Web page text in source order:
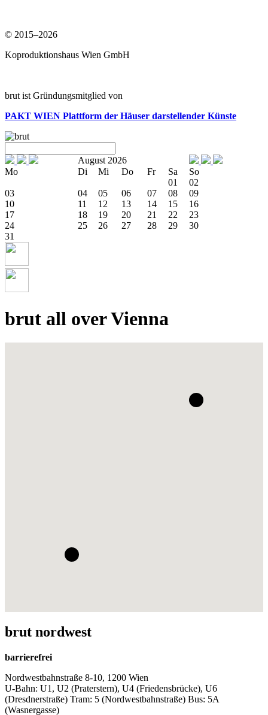
© 2015–2026
Koproduktionshaus Wien GmbH
brut ist Gründungsmitglied von
PAKT WIEN Plattform der Häuser darstellender Künste
August 2026
Mo
Di Mi Do Fr Sa
So
01
02
03
04 05 06 07 08
09
10
11 12 13 14 15
16
17
18 19 20 21 22
23
24
25 26 27 28 29
30
31
brut all over Vienna
brut nordwest
barrierefrei
Nordwestbahnstraße 8-10, 1200 Wien
U-Bahn: U1, U2 (Praterstern), U4 (Friedensbrücke), U6
(Dresdnerstraße) Tram: 5 (Nordwestbahnstraße) Bus: 5A
(Wasnergasse)